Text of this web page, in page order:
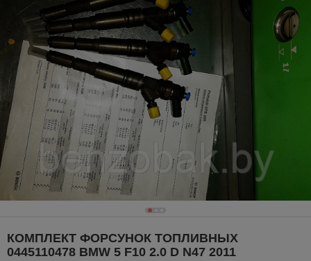
КОМПЛЕКТ ФОРСУНОК ТОПЛИВНЫХ
0445110478 BMW 5 F10 2.0 D N47 2011